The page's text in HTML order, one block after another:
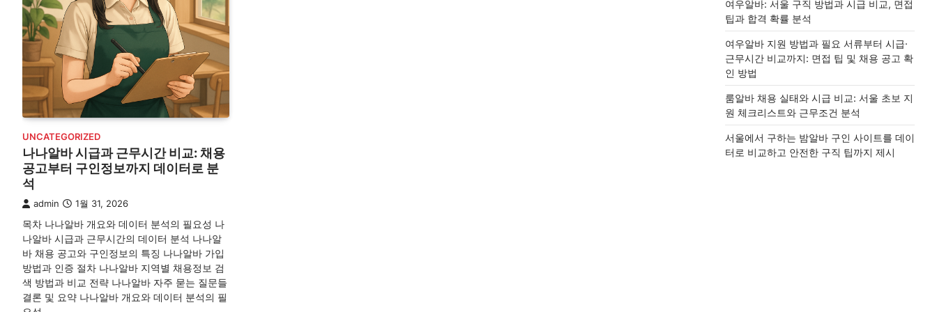
UNCATEGORIZED
나나알바 시급과 근무시간 비교: 채용
공고부터 구인정보까지 데이터로 분
석
admin 1월 31, 2026
목차 나나알바 개요와 데이터 분석의 필요성 나
나알바 시급과 근무시간의 데이터 분석 나나알
바 채용 공고와 구인정보의 특징 나나알바 가입
방법과 인증 절차 나나알바 지역별 채용정보 검
색 방법과 비교 전략 나나알바 자주 묻는 질문들
결론 및 요약 나나알바 개요와 데이터 분석의 필
여우알바: 서울 구직 방법과 시급 비교, 면접
팁과 합격 확률 분석
여우알바 지원 방법과 필요 서류부터 시급·
근무시간 비교까지: 면접 팁 및 채용 공고 확
인 방법
룸알바 채용 실태와 시급 비교: 서울 초보 지
원 체크리스트와 근무조건 분석
서울에서 구하는 밤알바 구인 사이트를 데이
터로 비교하고 안전한 구직 팁까지 제시